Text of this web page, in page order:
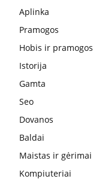
Aplinka
Pramogos
Hobis ir pramogos
Istorija
Gamta
Seo
Dovanos
Baldai
Maistas ir gėrimai
Kompiuteriai